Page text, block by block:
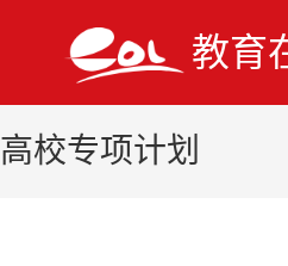
教育
高校专项计划